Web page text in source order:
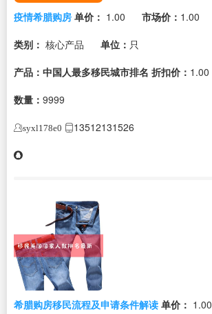
疫情希腊购房 单价： 1.00 市场价： 1.00
类别： 核心产品 单位： 只
产品：中国人最多移民城市排名 折扣价： 1.00
数量： 9999
syxl178e0 13512131526
希腊购房移民流程及申请条件解读 单价： 1.00